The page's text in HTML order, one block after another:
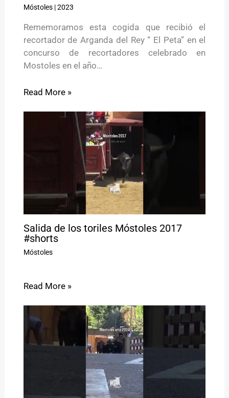
Móstoles|2023
Rememoramos esta cogida que recibió el
recortador de Arganda del Rey “ El Peta” en el
concurso de recortadores celebrado en
Mostoles en el año…
Read More »
Salida de los toriles Móstoles 2017
#shorts
Móstoles
Read More »